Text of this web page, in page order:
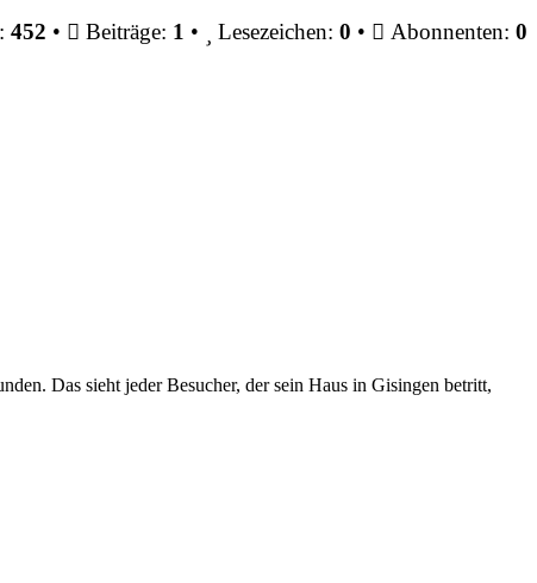
452 • Beiträge: 1 • Lesezeichen: 0 • Abonnenten: 0
Das sieht jeder Besucher, der sein Haus in Gisingen betritt,